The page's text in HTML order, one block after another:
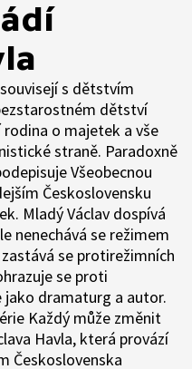
s dětstvím
dětství
rodina o majetek a vše
straně. Paradoxně
Všeobecnou
Československu
Mladý Václav dospívá
nenechává se režimem
se protirežimních
se proti
jako dramaturg a autor.
Každý může změnit
Havla, která provází
Československa